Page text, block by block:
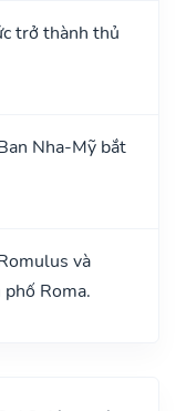
trở thành thủ
Nha-Mỹ bắt
và
Roma.